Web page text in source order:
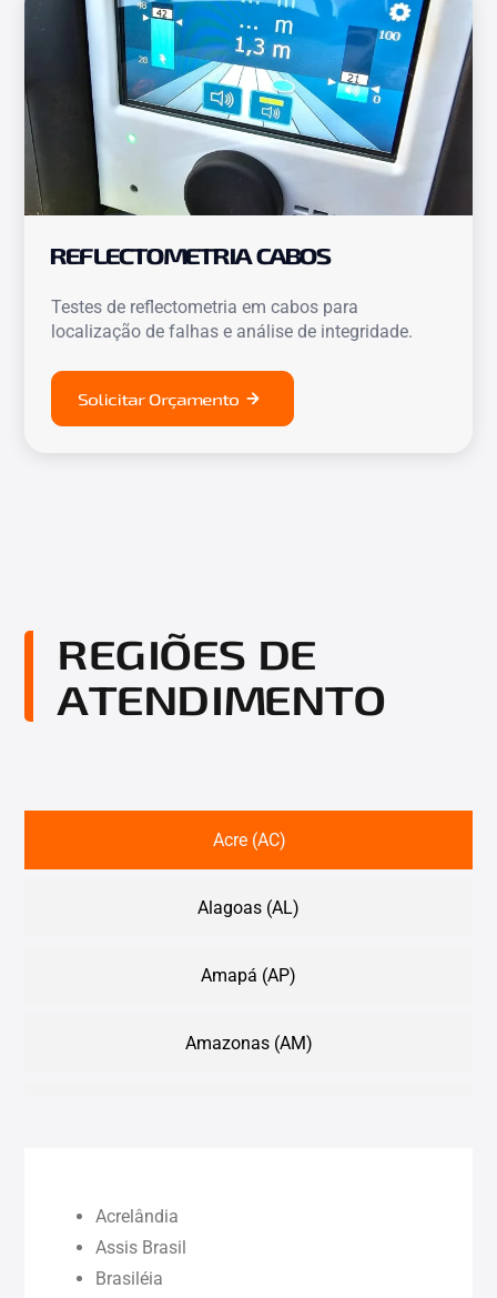
REFLECTOMETRIA CABOS
Testes de reflectometria em cabos para
localização de falhas e análise de integridade.
Solicitar Orçamento
REGIÕES DE
ATENDIMENTO
Acre (AC)
Alagoas (AL)
Amapá (AP)
Amazonas (AM)
Acrelândia
Assis Brasil
Brasiléia